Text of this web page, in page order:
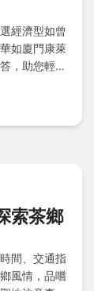
經濟型如曾
如廈門康萊
，助您輕鬆
索茶鄉
間、交通指
風情，品嚐